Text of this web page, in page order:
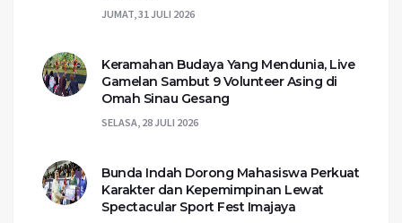
JUMAT, 31 JULI 2026
Keramahan Budaya Yang Mendunia, Live
Gamelan Sambut 9 Volunteer Asing di
Omah Sinau Gesang
SELASA, 28 JULI 2026
Bunda Indah Dorong Mahasiswa Perkuat
Karakter dan Kepemimpinan Lewat
Spectacular Sport Fest Imajaya